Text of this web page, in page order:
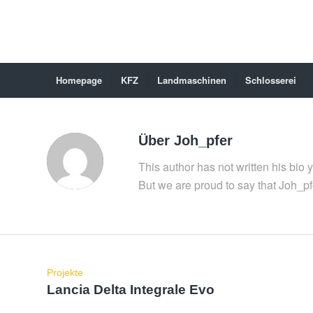
Homepage KFZ Landmaschinen Schlosserei
Über Joh_pfer
This author has not written his bio
But we are proud to say that
Projekte
Lancia Delta Integrale Evo